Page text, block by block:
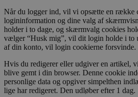
Når du logger ind, vil vi opsætte en række
logininformation og dine valg af
holder i to dage, og skærmvalg cookies
vælger “Husk mig”, vil dit login holde i to
af din konto, vil login cookierne forsvinde.
Hvis du redigerer eller udgiver en artikel,
blive gemt i din browser. Denne cookie
personlige data og opgiver simpelthen
lige har redigeret. Den udløber efter 1 dag.